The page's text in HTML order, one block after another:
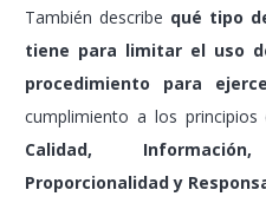
También describe qué tipo
tiene para limitar el uso
procedimiento para
cumplimiento a los principios
Calidad,
Proporcionalidad y